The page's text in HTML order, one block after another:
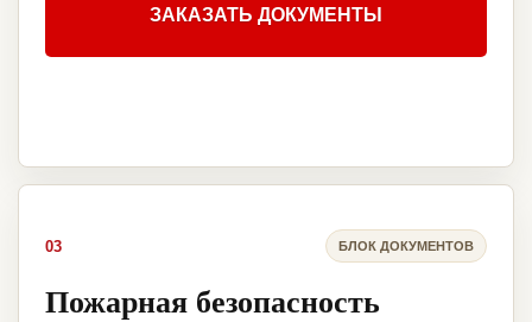
ЗАКАЗАТЬ ДОКУМЕНТЫ
03 БЛОК ДОКУМЕНТОВ
Пожарная безопасность